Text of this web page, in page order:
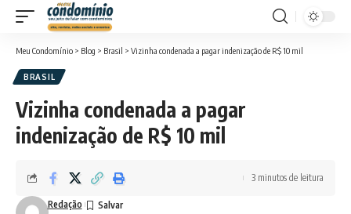
Meu Condomínio > Blog > Brasil > Vizinha condenada a pagar indenização de R$ 10 mil
BRASIL
Vizinha condenada a pagar
indenização de R$ 10 mil
Redação
3 minutos de leitura